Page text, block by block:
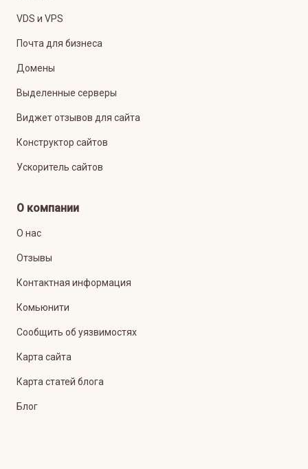
VDS и VPS
Почта для бизнеса
Домены
Выделенные серверы
Виджет отзывов для сайта
Конструктор сайтов
Ускоритель сайтов
О компании
О нас
Отзывы
Контактная информация
Комьюнити
Сообщить об уязвимостях
Карта сайта
Карта статей блога
Блог